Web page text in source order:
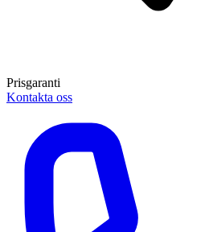
Prisgaranti
Kontakta oss